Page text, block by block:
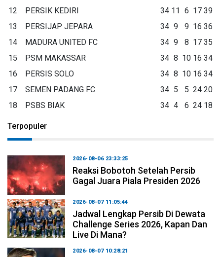
12
PERSIK KEDIRI 34 11 6 17 39
13
PERSIJAP JEPARA 34 9 9 16 36
14
MADURA UNITED FC 34 9 8 17 35
15
PSM MAKASSAR 34 8 10 16 34
16
PERSIS SOLO 34 8 10 16 34
17
SEMEN PADANG FC 34 5 5 24 20
18
PSBS BIAK 34 4 6 24 18
Terpopuler
2026-08-06 23:33:25
Reaksi Bobotoh Setelah Persib
Gagal Juara Piala Presiden 2026
2026-08-07 11:05:44
Jadwal Lengkap Persib Di Dewata
Challenge Series 2026, Kapan Dan
Live Di Mana?
2026-08-07 10:28:21